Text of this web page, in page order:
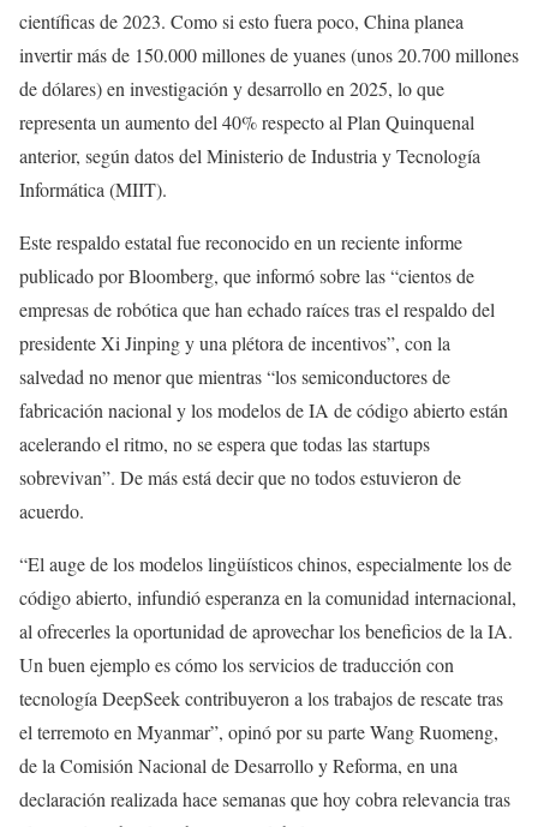
científicas de 2023. Como si esto fuera poco, China planea
invertir más de 150.000 millones de yuanes (unos 20.700 millones
de dólares) en investigación y desarrollo en 2025, lo que
representa un aumento del 40% respecto al Plan Quinquenal
anterior, según datos del Ministerio de Industria y Tecnología
Informática (MIIT).
Este respaldo estatal fue reconocido en un reciente informe
publicado por Bloomberg, que informó sobre las “cientos de
empresas de robótica que han echado raíces tras el respaldo del
presidente Xi Jinping y una plétora de incentivos”, con la
salvedad no menor que mientras “los semiconductores de
fabricación nacional y los modelos de IA de código abierto están
acelerando el ritmo, no se espera que todas las startups
sobrevivan”. De más está decir que no todos estuvieron de
acuerdo.
“El auge de los modelos lingüísticos chinos, especialmente los de
código abierto, infundió esperanza en la comunidad internacional,
al ofrecerles la oportunidad de aprovechar los beneficios de la IA.
Un buen ejemplo es cómo los servicios de traducción con
tecnología DeepSeek contribuyeron a los trabajos de rescate tras
el terremoto en Myanmar”, opinó por su parte Wang Ruomeng,
de la Comisión Nacional de Desarrollo y Reforma, en una
declaración realizada hace semanas que hoy cobra relevancia tras